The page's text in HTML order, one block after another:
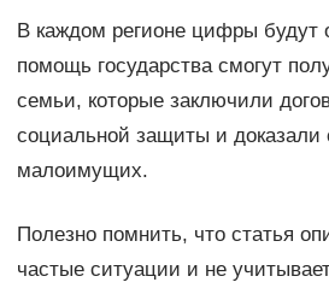
В каждом регионе цифры будут
помощь государства смогут
семьи, которые заключили
социальной защиты и доказали
малоимущих.
Полезно помнить, что статья
частые ситуации и не